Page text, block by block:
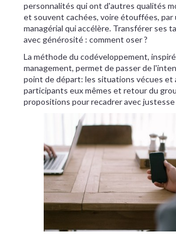
personnalités qui ont d'autres qualités
et souvent cachées, voire étouffées, par
managérial qui accélère. Transférer ses
avec générosité : comment oser ?
La méthode du codéveloppement,
management, permet de passer de
point de départ: les situations vécues et
participants eux mêmes et retour du
propositions pour recadrer avec